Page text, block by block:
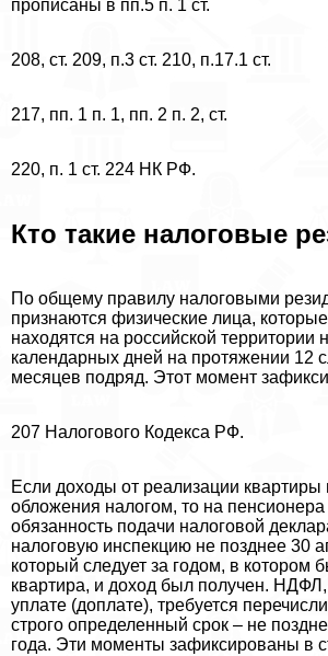
прописаны в пп.5 п. 1 ст.
208, ст. 209, п.3 ст. 210, п.17.1 ст.
217, пп. 1 п. 1, пп. 2 п. 2, ст.
220, п. 1 ст. 224 НК РФ.
Кто такие налоговые
По общему правилу налоговыми
признаются физические лица,
находятся на российской территории
календарных дней на протяжении 12
месяцев подряд. Этот момент
207 Налогового Кодекса РФ.
Если доходы от реализации
обложения налогом, то на
обязанность подачи налоговой
налоговую инспекцию не позднее 30
который следует за годом, в котором
квартира, и доход был получен.
уплате (доплате), требуется
строго определенный срок – не
года. Эти моменты зафиксированы в